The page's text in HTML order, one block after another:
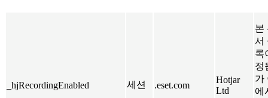
_hjRecordingEnabled 세션 .eset.com
Hotjar
Ltd
본
서
록
정
가
에